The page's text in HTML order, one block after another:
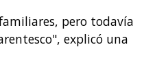
pero todavía
explicó una